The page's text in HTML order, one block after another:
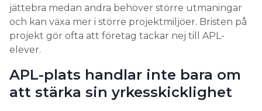
jättebra medan andra behöver större utmaningar
och kan växa mer i större projektmiljöer. Bristen på
projekt gör ofta att företag tackar nej till APL-
elever.
APL-plats handlar inte bara om
att stärka sin yrkesskicklighet